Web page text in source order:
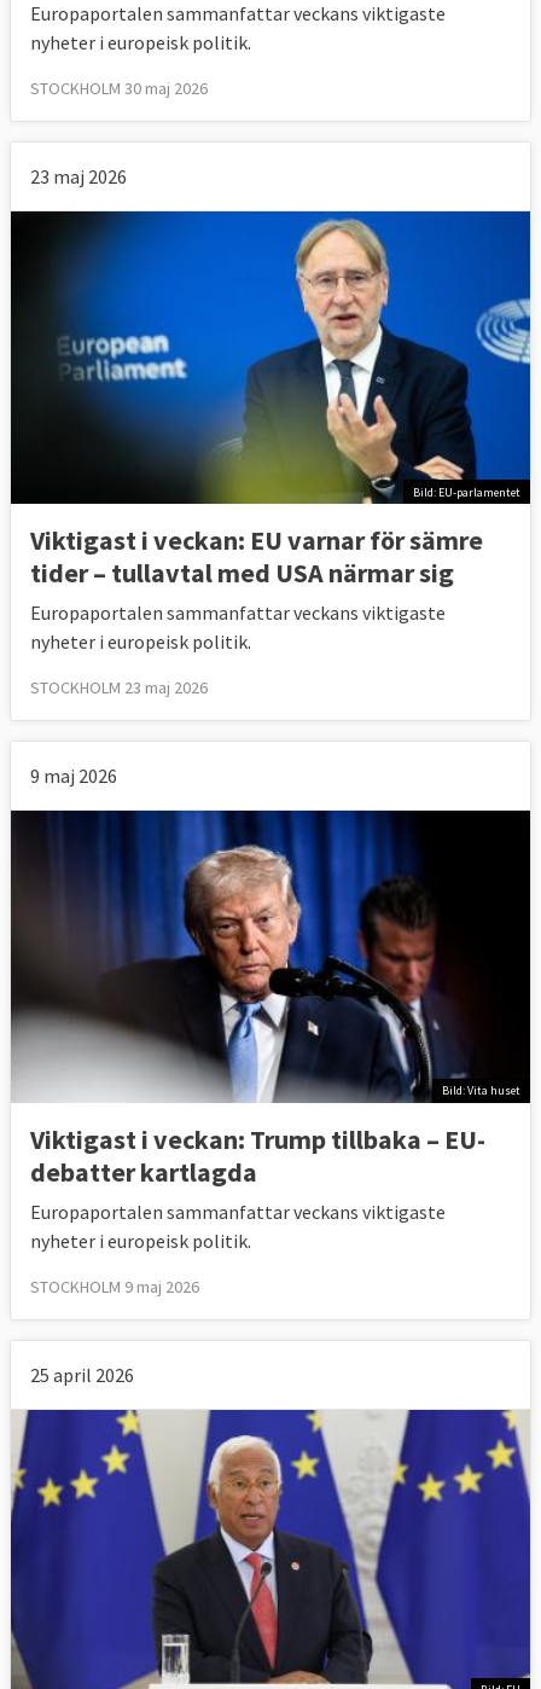
Europaportalen sammanfattar veckans viktigaste
nyheter i europeisk politik.
STOCKHOLM 30 maj 2026
23 maj 2026
Bild: EU-parlamentet
Viktigast i veckan: EU varnar för sämre
tider – tullavtal med USA närmar sig
Europaportalen sammanfattar veckans viktigaste
nyheter i europeisk politik.
STOCKHOLM 23 maj 2026
9 maj 2026
Bild: Vita huset
Viktigast i veckan: Trump tillbaka – EU-
debatter kartlagda
Europaportalen sammanfattar veckans viktigaste
nyheter i europeisk politik.
STOCKHOLM 9 maj 2026
25 april 2026